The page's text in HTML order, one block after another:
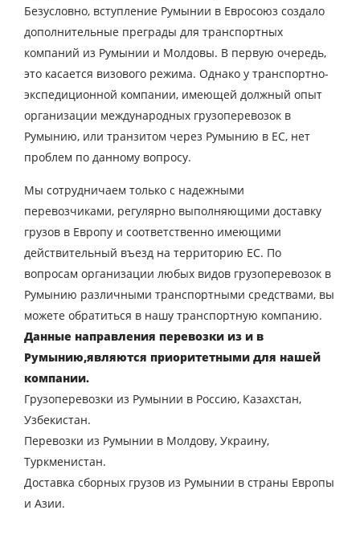
Безусловно, вступление Румынии в Евросоюз создало
дополнительные преграды для транспортных
компаний из Румынии и Молдовы. В первую очередь,
это касается визового режима. Однако у транспортно-
экспедиционной компании, имеющей должный опыт
организации международных грузоперевозок в
Румынию, или транзитом через Румынию в ЕС, нет
проблем по данному вопросу.
Мы сотрудничаем только с надежными
перевозчиками, регулярно выполняющими доставку
грузов в Европу и соответственно имеющими
действительный въезд на территорию ЕС. По
вопросам организации любых видов грузоперевозок в
Румынию различными транспортными средствами, вы
можете обратиться в нашу транспортную компанию.
Данные направления перевозки из и в
Румынию,являются приоритетными для нашей
компании.
Грузоперевозки из Румынии в Россию, Казахстан,
Узбекистан.
Перевозки из Румынии в Молдову, Украину,
Туркменистан.
Доставка сборных грузов из Румынии в страны Европы
и Азии.